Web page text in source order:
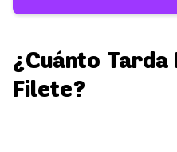
¿Cuánto Tarda
Filete?